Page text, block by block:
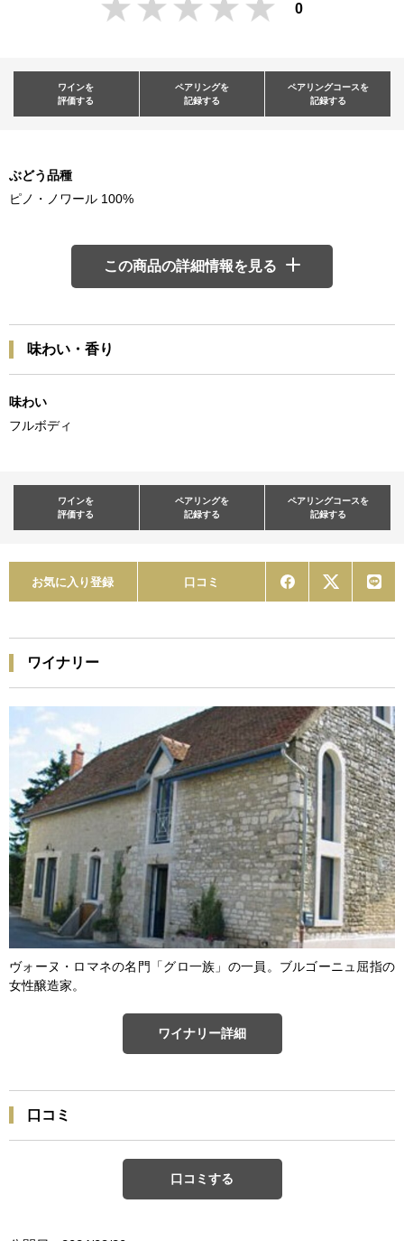
0
ワインを
評価する
ペアリングを
記録する
ペアリングコースを
記録する
ぶどう品種
ピノ・ノワール 100%
この商品の詳細情報を見る
味わい・香り
味わい
フルボディ
ワインを
評価する
ペアリングを
記録する
ペアリングコースを
記録する
お気に入り登録 口コミ
ワイナリー
ヴォーヌ・ロマネの名門「グロ一族」の一員。ブルゴーニュ屈指の
女性醸造家。
ワイナリー詳細
口コミ
口コミする